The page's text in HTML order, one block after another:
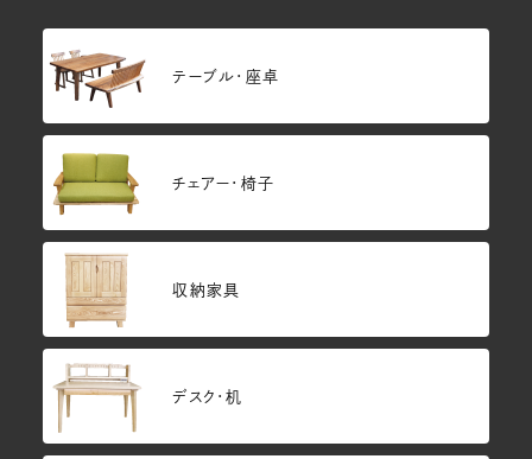
テーブル・座卓
チェアー・椅子
収納家具
デスク・机